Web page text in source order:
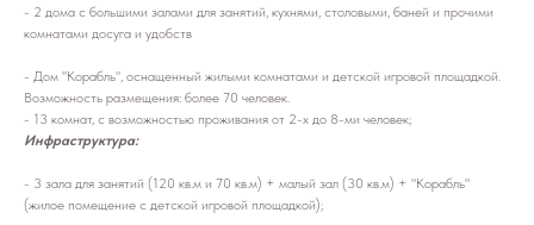
- 2 дома с большими залами для занятий, кухнями, столовыми, баней и прочими
комнатами досуга и удобств
- Дом "Корабль", оснащенный жилыми комнатами и детской игровой площадкой.
Возможность размещения: более 70 человек.
- 13 комнат, с возможностью проживания от 2-х до 8-ми человек;
Инфраструктура:
- 3 зала для занятий (120 кв.м и 70 кв.м) + малый зал (30 кв.м) + "Корабль"
(жилое помещение с детской игровой площадкой);